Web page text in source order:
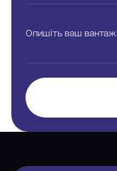
Опишіть ваш вантаж